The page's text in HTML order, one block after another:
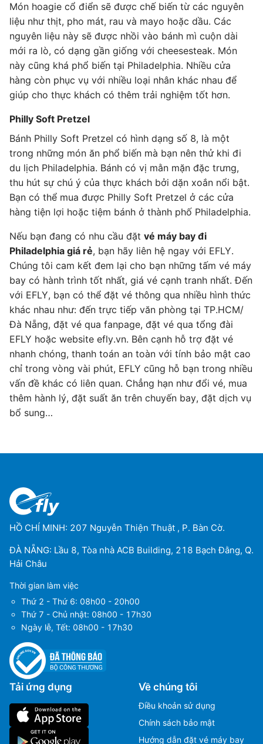
Món hoagie cổ điển sẽ được chế biến từ các nguyên
liệu như thịt, pho mát, rau và mayo hoặc dầu. Các
nguyên liệu này sẽ được nhồi vào bánh mì cuộn dài
mới ra lò, có dạng gần giống với cheesesteak. Món
này cũng khá phổ biến tại Philadelphia. Nhiều cửa
hàng còn phục vụ với nhiều loại nhân khác nhau để
giúp cho thực khách có thêm trải nghiệm tốt hơn.
Philly Soft Pretzel
Bánh Philly Soft Pretzel có hình dạng số 8, là một
trong những món ăn phổ biến mà bạn nên thử khi đi
du lịch Philadelphia. Bánh có vị mằn mặn đặc trưng,
thu hút sự chú ý của thực khách bởi dặn xoắn nổi bật.
Bạn có thể mua được Philly Soft Pretzel ở các cửa
hàng tiện lợi hoặc tiệm bánh ở thành phố Philadelphia.
Nếu bạn đang có nhu cầu đặt vé máy bay đi
Philadelphia giá rẻ, bạn hãy liên hệ ngay với EFLY.
Chúng tôi cam kết đem lại cho bạn những tấm vé máy
bay có hành trình tốt nhất, giá vé cạnh tranh nhất. Đến
với EFLY, bạn có thể đặt vé thông qua nhiều hình thức
khác nhau như: đến trực tiếp văn phòng tại TP.HCM/
Đà Nẵng, đặt vé qua fanpage, đặt vé qua tổng đài
EFLY hoặc website efly.vn. Bên cạnh hỗ trợ đặt vé
nhanh chóng, thanh toán an toàn với tính bảo mật cao
chỉ trong vòng vài phút, EFLY cũng hỗ bạn trong nhiều
vấn đề khác có liên quan. Chẳng hạn như đổi vé, mua
thêm hành lý, đặt suất ăn trên chuyến bay, đặt dịch vụ
bổ sung…
HỒ CHÍ MINH: 207 Nguyễn Thiện Thuật , P. Bàn Cờ.
ĐÀ NẴNG: Lầu 8, Tòa nhà ACB Building, 218 Bạch Đằng, Q.
Hải Châu
Thời gian làm việc
Thứ 2 - Thứ 6: 08h00 - 20h00
Thứ 7 - Chủ nhật: 08h00 - 17h30
Ngày lễ, Tết: 08h00 - 17h30
Tải ứng dụng Về chúng tôi
Điều khoản sử dụng
Chính sách bảo mật
Hướng dẫn đặt vé máy bay